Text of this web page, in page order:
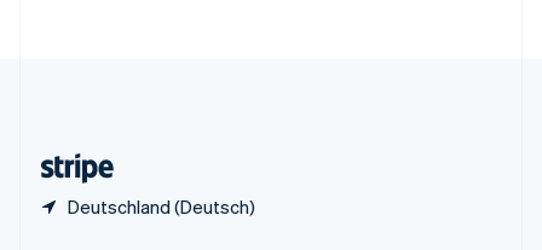
Deutschland (Deutsch)